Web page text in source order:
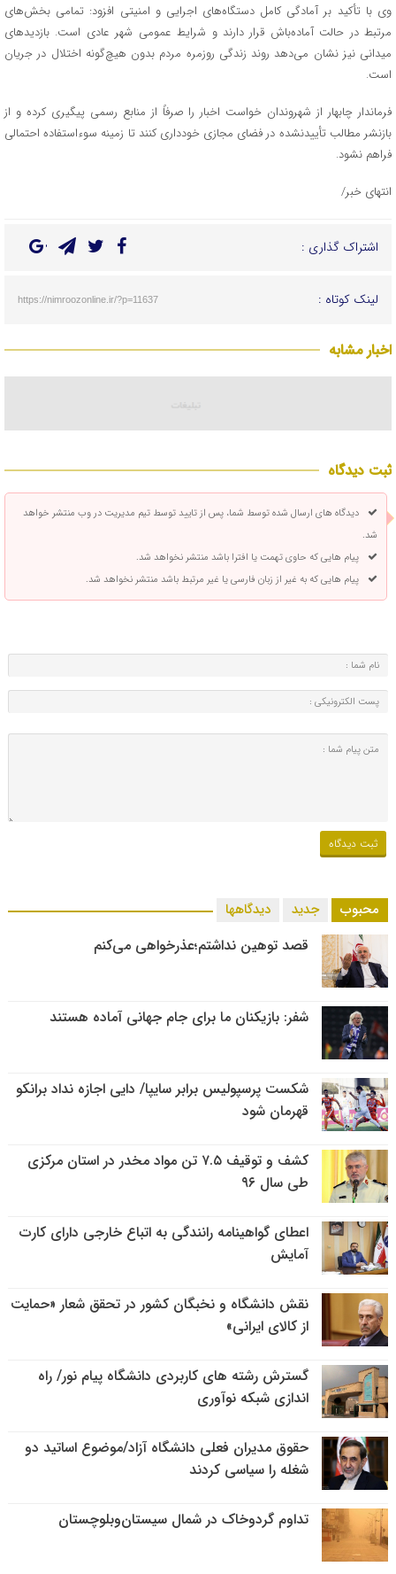
وی با تأکید بر آمادگی کامل دستگاه‌های اجرایی و امنیتی افزود: تمامی بخش‌های
مرتبط در حالت آماده‌باش قرار دارند و شرایط عمومی شهر عادی است. بازدیدهای
میدانی نیز نشان می‌دهد روند زندگی روزمره مردم بدون هیچ‌گونه اختلال در جریان
است.
فرماندار چابهار از شهروندان خواست اخبار را صرفاً از منابع رسمی پیگیری کرده و از
بازنشر مطالب تأییدنشده در فضای مجازی خودداری کنند تا زمینه سوءاستفاده احتمالی
فراهم نشود.
انتهای خبر/
اشتراک گذاری :
لینک کوتاه : https://nimroozonline.ir/?p=11637
اخبار مشابه
ثبت دیدگاه
دیدگاه های ارسال شده توسط شما، پس از تایید توسط تیم مدیریت در وب منتشر خواهد
شد.
پیام هایی که حاوی تهمت یا افترا باشد منتشر نخواهد شد.
پیام هایی که به غیر از زبان فارسی یا غیر مرتبط باشد منتشر نخواهد شد.
محبوب جدید دیدگاهها
قصد توهین نداشتم؛عذرخواهی می‌کنم
شفر: بازیکنان ما برای جام جهانی آماده هستند
شکست پرسپولیس برابر سایپا/ دایی اجازه نداد برانکو
قهرمان شود
کشف و توقیف ۷.۵ تن مواد مخدر در استان مرکزی
طی سال ۹۶
اعطای گواهینامه رانندگی به اتباع خارجی دارای کارت
آمایش
نقش دانشگاه و نخبگان کشور در تحقق شعار «حمایت
از کالای ایرانی»
گسترش رشته های کاربردی دانشگاه پیام نور/ راه
اندازی شبکه نوآوری
حقوق مدیران فعلی دانشگاه آزاد/موضوع اساتید دو
شغله را سیاسی کردند
تداوم گردوخاک در شمال سیستان‌وبلوچستان